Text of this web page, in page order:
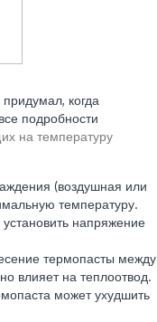
когда
подробности
на температуру
(воздушная или
температуру.
напряжение
термопасты между
влияет на теплоотвод.
может ухудшить